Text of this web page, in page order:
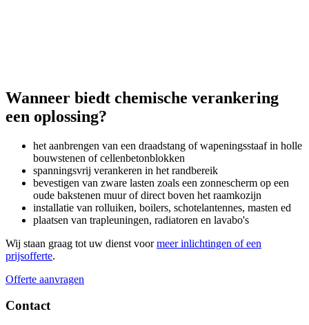
Wanneer biedt chemische verankering
een oplossing?
het aanbrengen van een draadstang ofwapeningsstaafin holle
bouwstenen ofcellenbetonblokken
spanningsvrij verankeren in het randbereik
bevestigen van zware lasten zoals een zonnescherm op een
oude bakstenen muur of direct boven het raamkozijn
installatie van rolluiken, boilers, schotelantennes, masten ed
plaatsen van trapleuningen, radiatoren en lavabo's
Wij staan graag tot uw dienst voormeer inlichtingen of een
prijsofferte.
Offerte aanvragen
Contact